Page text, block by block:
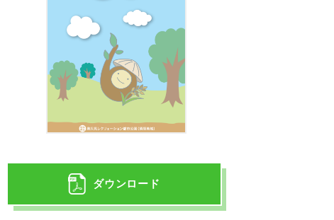
ダウンロード